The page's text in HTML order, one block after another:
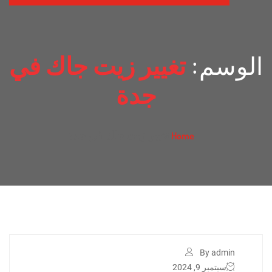
الوسم:تغيير زيت جاك في
جدة
Home
By admin
سبتمبر 9, 2024